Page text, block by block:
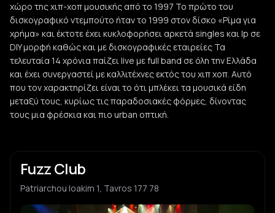
χώρο της χιπ-χοπ μουσικής από το 1997 Το πρώτο του
δισκογραφικό ντεμπούτο ήταν το 1999 στον δίσκο «Ρίμα για
χρήμα» και έκτοτε έχει κυκλοφορήσει αρκετά singles και lp σε
DIY μορφή καθώς και με δισκογραφικές εταιρείες Τα
τελευταία 14 χρόνια παίζει live με full band σε όλη την Ελλάδα
και έχει συνεργαστεί με καλλιτέχνες εκτός του χιπ χοπ. Αυτό
που τον χαρακτηρίζει είναι το ότι μπλέκει τα μουσικά είδη
μεταξύ τους, κυρίως τις παραδοσιακές φόρμες, δίνοντας
τους μια φρέσκια και πιο urban οπτική.
Fuzz Club
Patriarchou Ioakim 1, Tavros 177 78